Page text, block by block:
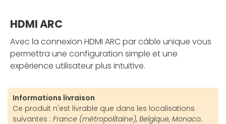
HDMI ARC
Avec la connexion HDMI ARC par câble unique vous
permettra une configuration simple et une
expérience utilisateur plus intuitive.
Informations livraison
Ce produit n'est livrable que dans les localisations
suivantes : France (métropolitaine), Belgique, Monaco.